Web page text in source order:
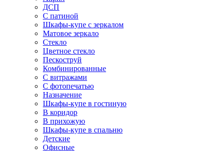
ДСП
С патиной
Шкафы-купе с зеркалом
Матовое зеркало
Стекло
Цветное стекло
Пескоструй
Комбинированные
С витражами
С фотопечатью
Назначение
Шкафы-купе в гостиную
В коридор
В прихожую
Шкафы-купе в спальню
Детские
Офисные